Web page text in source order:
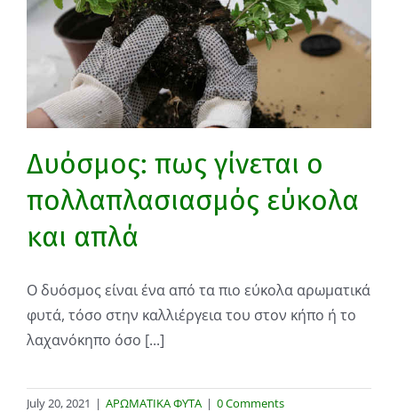
Δυόσμος: πως γίνεται ο
πολλαπλασιασμός εύκολα
και απλά
Ο δυόσμος είναι ένα από τα πιο εύκολα αρωματικά
φυτά, τόσο στην καλλιέργεια του στον κήπο ή το
λαχανόκηπο όσο [...]
July 20, 2021 | ΑΡΩΜΑΤΙΚΑ ΦΥΤΑ | 0 Comments